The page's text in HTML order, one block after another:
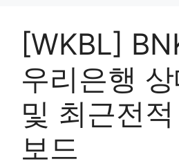
[WKBL]
우리은행
및 최근전
보드